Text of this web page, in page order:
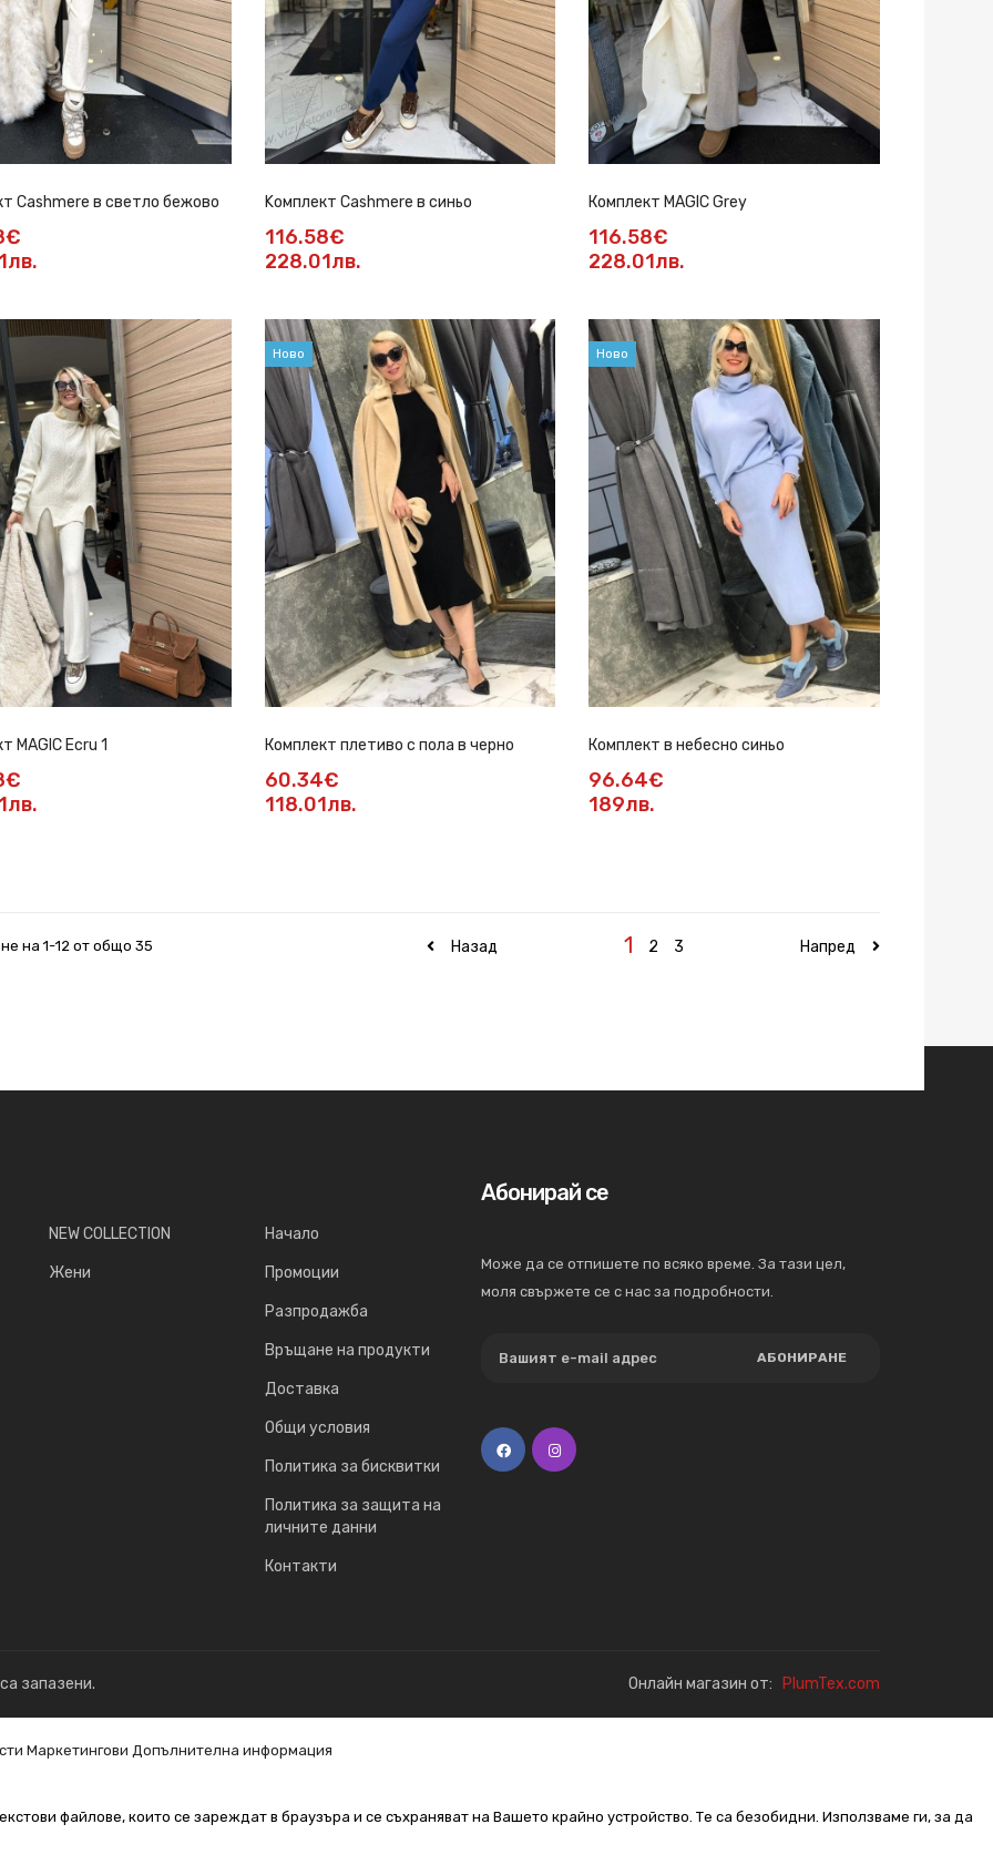
Cashmere в светло бежово Kомплект Cashmere в синьо
116.58€
228.01лв.
Комплект MAGIC Grey
116.58€
228.01лв.
MAGIC Ecru 1
Ново
Комплект плетиво с пола в черно
60.34€
118.01лв.
Ново
Комплект в небесно синьо
96.64€
189лв.
на 1-12 от общо 35 Назад 1 2 3 Напред
NEW COLLECTION
Жени
Начало
Промоции
Разпродажба
Връщане на продукти
Доставка
Общи условия
Политика за бисквитки
Политика за защита на
личните данни
Контакти
Абонирай се
Може да се отпишете по всяко време. За тази цел,
моля свържете се с нас за подробности.
АБОНИРАНЕ
запазени. Онлайн магазин от: PlumTex.com
Маркетингови Допълнителна информация
файлове, които се зареждат в браузъра и се съхраняват на Вашето крайно устройство. Те са безобидни. Използваме ги, за да